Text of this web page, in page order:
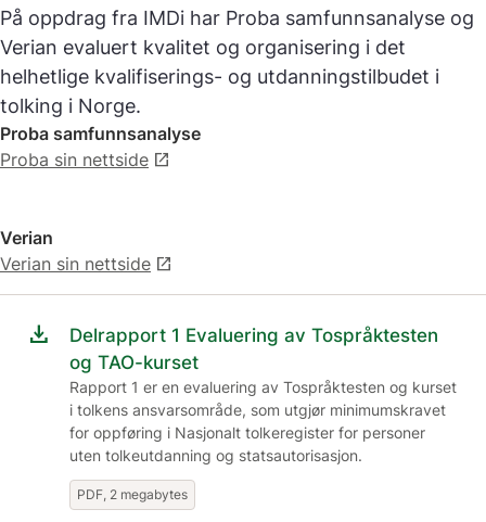
På oppdrag fra IMDi har Proba samfunnsanalyse og
Verian evaluert kvalitet og organisering i det
helhetlige kvalifiserings- og utdanningstilbudet i
tolking i Norge.
Proba samfunnsanalyse
Proba sin nettside open_in_new
Verian
Verian sin nettside open_in_new
download
Delrapport 1 Evaluering av Tospråktesten
og TAO-kurset
Rapport 1 er en evaluering av Tospråktesten og kurset
i tolkens ansvarsområde, som utgjør minimumskravet
for oppføring i Nasjonalt tolkeregister for personer
uten tolkeutdanning og statsautorisasjon.
PDF, 2 megabytes